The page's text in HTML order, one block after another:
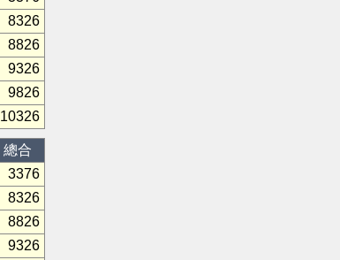
8326
8826
9326
9826
10326
總合
3376
8326
8826
9326